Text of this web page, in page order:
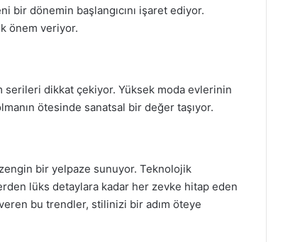
bir dönemin başlangıcını işaret ediyor.
önem veriyor.
serileri dikkat çekiyor. Yüksek moda evlerinin
ötesinde sanatsal bir değer taşıyor.
bir yelpaze sunuyor. Teknolojik
lüks detaylara kadar her zevke hitap eden
bu trendler, stilinizi bir adım öteye